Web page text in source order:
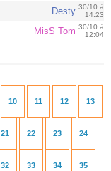
Desty 30/10 à
14:23
MisS Tom 30/10 à
12:04
10 11 12 13
21 22 23 24
32 33 34 35